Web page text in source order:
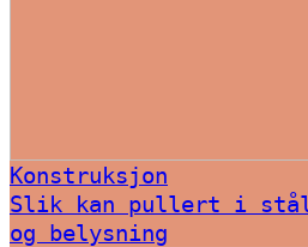
Konstruksjon
Slik kan pullert i stål
og belysning